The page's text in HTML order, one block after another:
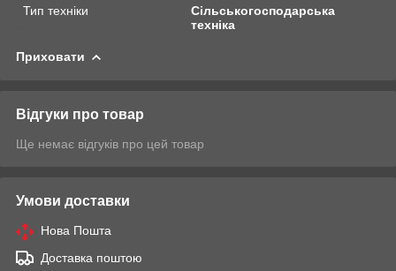
Тип техніки
Сільськогосподарська
техніка
Приховати
Відгуки про товар
Ще немає відгуків про цей товар
Умови доставки
Нова Пошта
Доставка поштою